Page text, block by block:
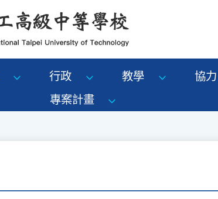
行政 教學 協力
專案計畫